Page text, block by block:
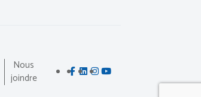
Nous
joindre